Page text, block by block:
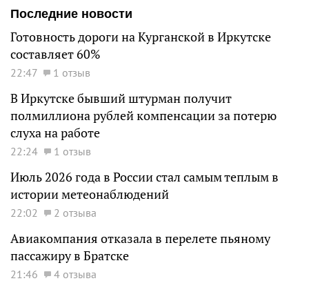
Последние новости
Готовность дороги на Курганской в Иркутске
составляет 60%
22:47 1 отзыв
В Иркутске бывший штурман получит
полмиллиона рублей компенсации за потерю
слуха на работе
22:24 1 отзыв
Июль 2026 года в России стал самым теплым в
истории метеонаблюдений
22:02 2 отзыва
Авиакомпания отказала в перелете пьяному
пассажиру в Братске
21:46
4 отзыва